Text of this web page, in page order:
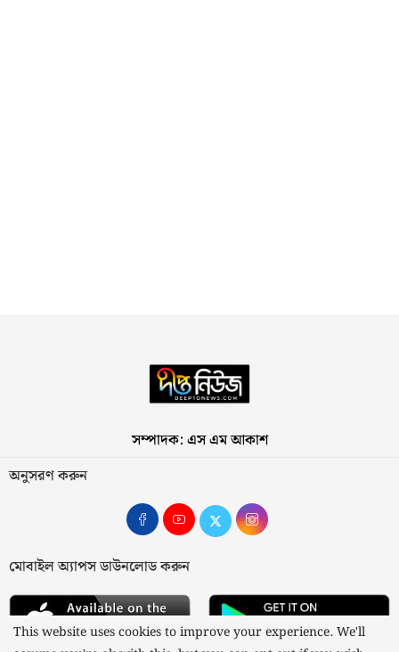
সম্পাদক: এস এম আকাশ
অনুসরণ করুন
মোবাইল অ্যাপস ডাউনলোড করুন
This website uses cookies to improve your experience. We'll